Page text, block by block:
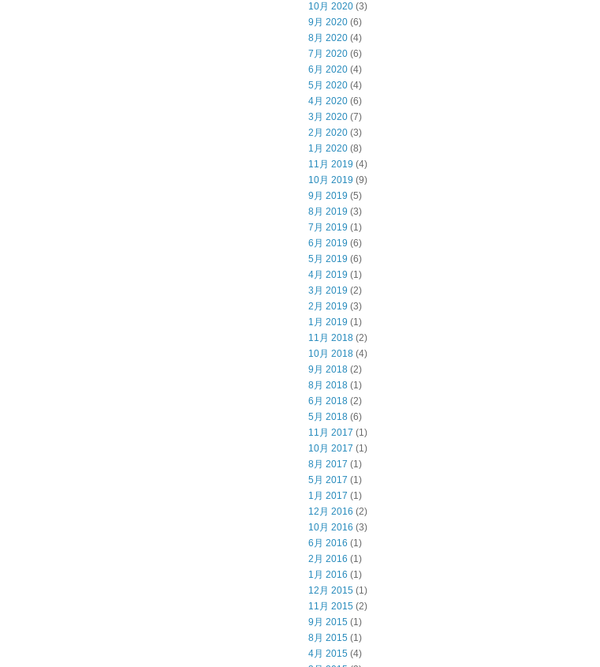
10月 2020 (3)
9月 2020 (6)
8月 2020 (4)
7月 2020 (6)
6月 2020 (4)
5月 2020 (4)
4月 2020 (6)
3月 2020 (7)
2月 2020 (3)
1月 2020 (8)
11月 2019 (4)
10月 2019 (9)
9月 2019 (5)
8月 2019 (3)
7月 2019 (1)
6月 2019 (6)
5月 2019 (6)
4月 2019 (1)
3月 2019 (2)
2月 2019 (3)
1月 2019 (1)
11月 2018 (2)
10月 2018 (4)
9月 2018 (2)
8月 2018 (1)
6月 2018 (2)
5月 2018 (6)
11月 2017 (1)
10月 2017 (1)
8月 2017 (1)
5月 2017 (1)
1月 2017 (1)
12月 2016 (2)
10月 2016 (3)
6月 2016 (1)
2月 2016 (1)
1月 2016 (1)
12月 2015 (1)
11月 2015 (2)
9月 2015 (1)
8月 2015 (1)
4月 2015 (4)